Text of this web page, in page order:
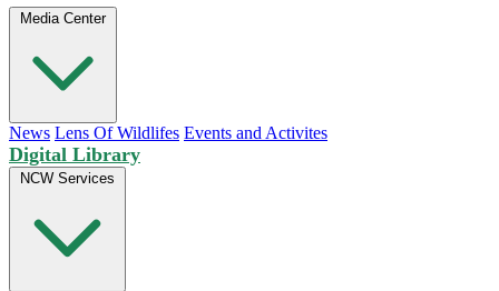
Media Center
News Lens Of Wildlifes Events and Activites
Digital Library
NCW Services